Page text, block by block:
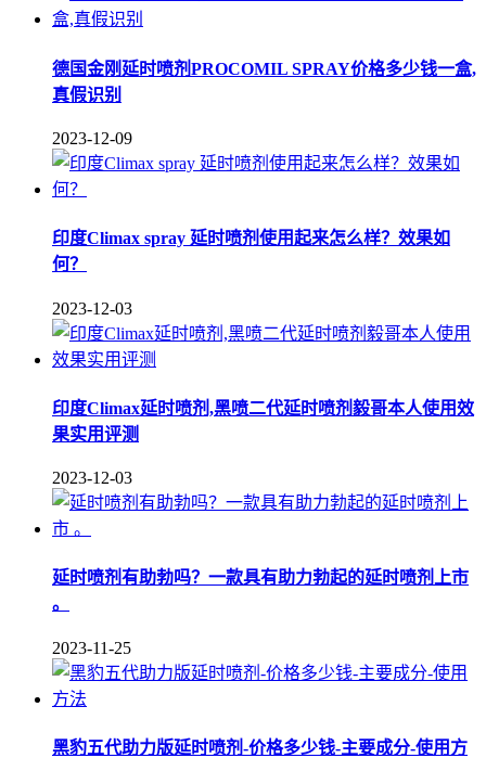
德国金刚延时喷剂PROCOMIL SPRAY价格多少钱一盒,
真假识别
2023-12-09
印度Climax spray 延时喷剂使用起来怎么样？效果如
何？
2023-12-03
印度Climax延时喷剂,黑喷二代延时喷剂毅哥本人使用效
果实用评测
2023-12-03
延时喷剂有助勃吗？一款具有助力勃起的延时喷剂上市
。
2023-11-25
黑豹五代助力版延时喷剂-价格多少钱-主要成分-使用方